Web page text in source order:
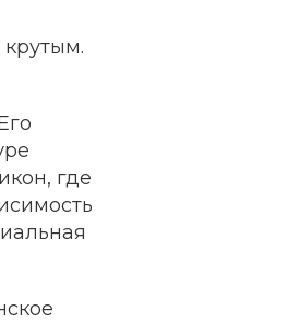
крутым.
где